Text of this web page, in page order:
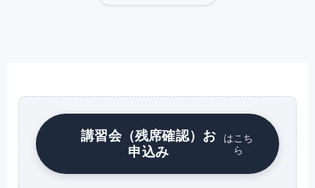
講習会（残席確認）お
申込み
はこち
ら